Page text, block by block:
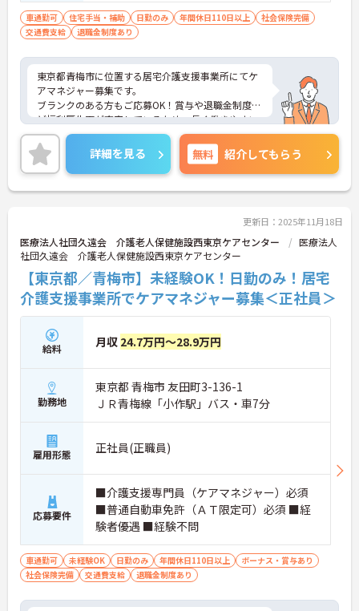
車通勤可 住宅手当・補助 日勤のみ 年間休日110日以上
社会保険完備
交通費支給
退職金制度あり
東京都青梅市に位置する居宅介護支援事業所にてケ
アマネジャー募集です。
ブランクのある方もご応募OK！賞与や退職金制度な
ど福利厚生面が充実しているため、長く働きやすい
環境です。
ご興味のある方には、面接対策ポイントなど、さら
に詳細をお話いたしますので、お気軽にご相談くだ
さい。
詳細を見る 無料 紹介してもらう
更新日：2025年11月18日
医療法人社団久遠会 介護老人保健施設西東京ケアセンター
医療法人
社団久遠会 介護老人保健施設西東京ケアセンター
【東京都／青梅市】未経験OK！日勤のみ！居宅
介護支援事業所でケアマネジャー募集＜正社員＞
給料 月収 24.7万円～28.9万円
勤務地
東京都 青梅市 友田町3-136-1
ＪＲ青梅線「小作駅」バス・車7分
雇用形態 正社員(正職員)
応募要件
■介護支援専門員（ケアマネジャー）必須
■普通自動車免許（ＡＴ限定可）必須 ■経
験者優遇 ■経験不問
車通勤可 未経験OK 日勤のみ 年間休日110日以上
ボーナス・賞与あり
社会保険完備
交通費支給 退職金制度あり